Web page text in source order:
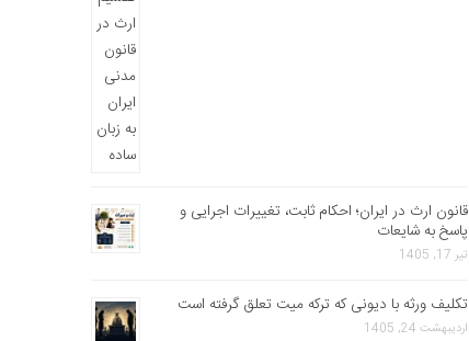
قانون ارث در ایران؛ احکام ثابت، تغییرات اجرایی و
پاسخ به شایعات
تیر 17, 1405
تکلیف ورثه با دیونی که ترکه میت تعلق گرفته است
اردیبهشت 24, 1405